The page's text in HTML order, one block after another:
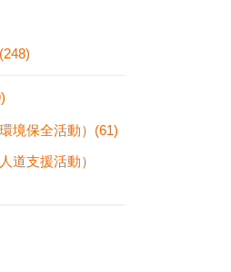
境保全活動）(61)
道支援活動）